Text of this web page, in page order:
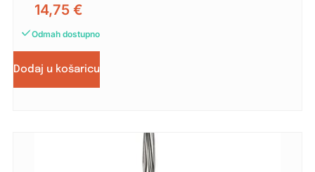
14,75 €
Odmah dostupno
Dodaj u košaricu